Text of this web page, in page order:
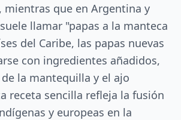
mientras que en Argentina y
llamar "papas a la manteca
del Caribe, las papas nuevas
con ingredientes añadidos,
la mantequilla y el ajo
receta sencilla refleja la fusión
y europeas en la